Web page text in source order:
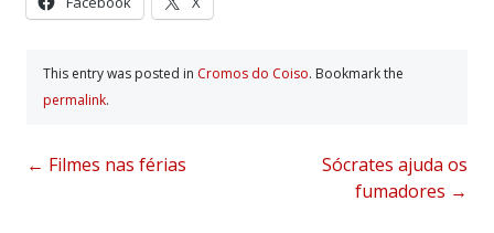
This entry was posted in Cromos do Coiso. Bookmark the
permalink.
Post
← Filmes nas férias
Sócrates ajuda os
fumadores →